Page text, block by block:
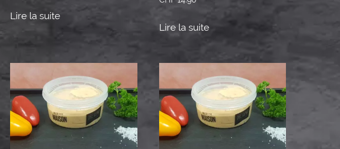
Lire la suite
Lire la suite